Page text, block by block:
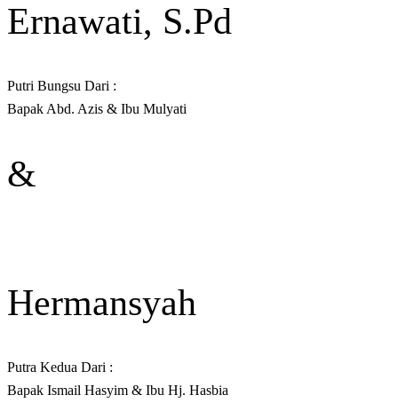
Ernawati, S.Pd
Putri Bungsu Dari :
Bapak Abd. Azis & Ibu Mulyati
&
Hermansyah
Putra Kedua Dari :
Bapak Ismail Hasyim & Ibu Hj. Hasbia